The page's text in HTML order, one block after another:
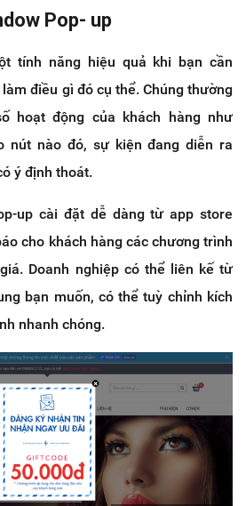
Pop- up
tính năng hiệu quả khi bạn cần
điều gì đó cụ thể. Chúng thường
hoạt động của khách hàng như
nút nào đó, sự kiện đang diễn ra
ý định thoát.
up cài đặt dễ dàng từ app store
cho khách hàng các chương trình
Doanh nghiệp có thể liên kế từ
bạn muốn, có thể tuỳ chỉnh kích
nhanh chóng.